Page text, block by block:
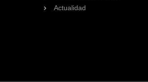
Actualidad